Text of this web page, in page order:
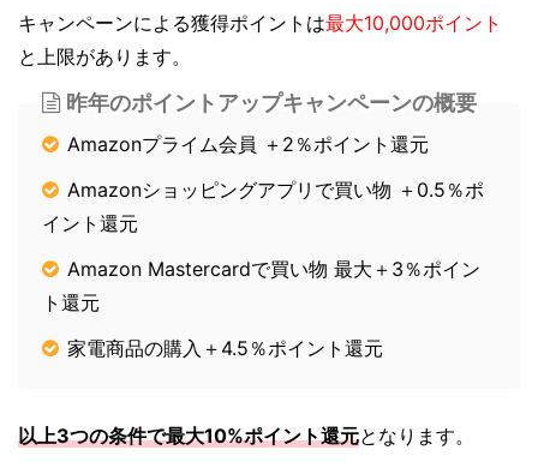
キャンペーンによる獲得ポイントは最大10,000ポイント
と上限があります。
昨年のポイントアップキャンペーンの概要
Amazonプライム会員 ＋2％ポイント還元
Amazonショッピングアプリで買い物 ＋0.5％ポ
イント還元
Amazon Mastercardで買い物 最大＋3％ポイン
ト還元
家電商品の購入＋4.5％ポイント還元
以上3つの条件で最大10%ポイント還元となります。